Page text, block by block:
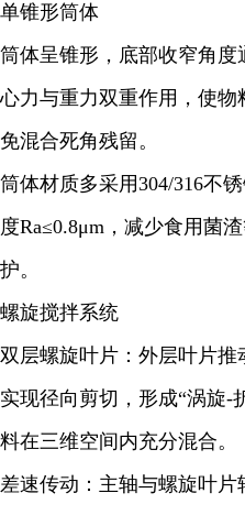
单锥形筒体
筒体呈锥形，底部收窄角度
心力与重力双重作用，使
免混合死角残留。
筒体材质多采用304/316不
度Ra≤0.8μm，减少食用菌
护。
螺旋搅拌系统
双层螺旋叶片：外层叶片
实现径向剪切，形成“涡旋-
料在三维空间内充分混合。
差速传动：主轴与螺旋叶片